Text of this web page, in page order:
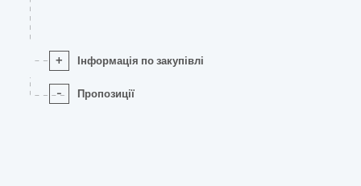
+ Інформація по закупівлі
- Пропозиції